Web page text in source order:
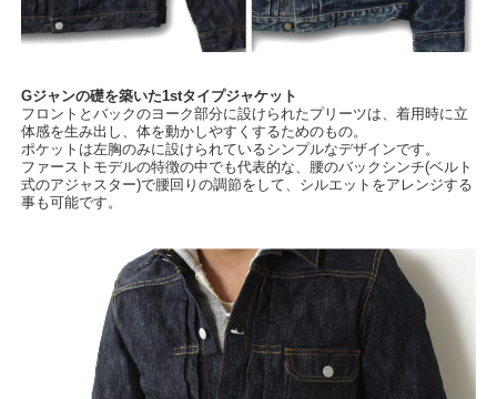
Gジャンの礎を築いた1stタイプジャケット
フロントとバックのヨーク部分に設けられたプリーツは、着用時に立
体感を生み出し、体を動かしやすくするためのもの。
ポケットは左胸のみに設けられているシンプルなデザインです。
ファーストモデルの特徴の中でも代表的な、腰のバックシンチ(ベルト
式のアジャスター)で腰回りの調節をして、シルエットをアレンジする
事も可能です。